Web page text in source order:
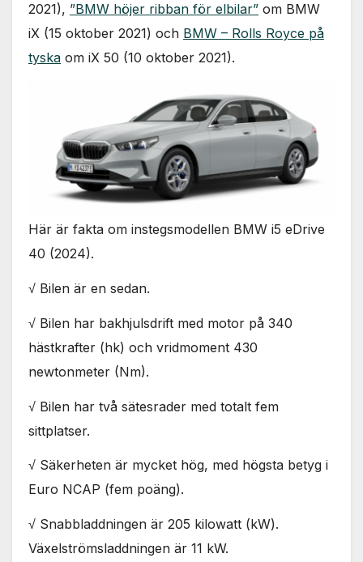
2021), ”BMW höjer ribban för elbilar” om BMW
iX (15 oktober 2021) och BMW – Rolls Royce på
tyska om iX 50 (10 oktober 2021).
Här är fakta om instegsmodellen BMW i5 eDrive
40 (2024).
√ Bilen är en sedan.
√ Bilen har bakhjulsdrift med motor på 340
hästkrafter (hk) och vridmoment 430
newtonmeter (Nm).
√ Bilen har två sätesrader med totalt fem
sittplatser.
√ Säkerheten är mycket hög, med högsta betyg i
Euro NCAP (fem poäng).
√ Snabbladdningen är 205 kilowatt (kW).
Växelströmsladdningen är 11 kW.
Nödvändiga
Dessa kakor
behövs för
över huvud